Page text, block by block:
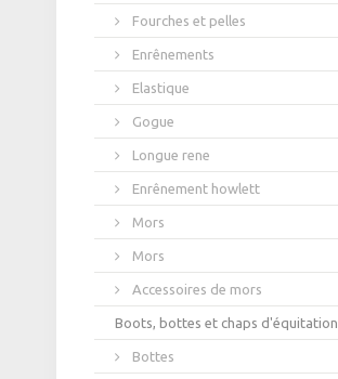
Fourches et pelles
Enrênements
Elastique
Gogue
Longue rene
Enrênement howlett
Mors
Mors
Accessoires de mors
Boots, bottes et chaps d'équitation
Bottes